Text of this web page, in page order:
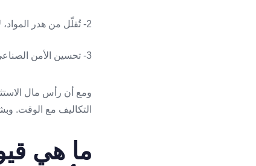
2- تُقلّل من هدر المواد، لأنها تستخدم الكمية اللازمة فقط من المواد لإنشاء الهيكل، ممّا يؤدي إلى تقليل التكاليف.
3- تحسين الأمن الصناعي، وسلامة العاملين، حيث تُقلّل عدد المهام الخطيرة التي يقوم بها العمال.
ومع أن رأس مال
التكاليف مع الوقت.
ما هي